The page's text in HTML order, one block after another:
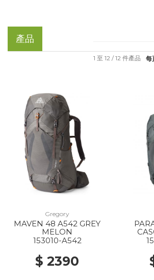
產品
每
1 至 12 / 12 件產品
Gregory
MAVEN 48 A542 GREY
MELON
153010-A542
$ 2390